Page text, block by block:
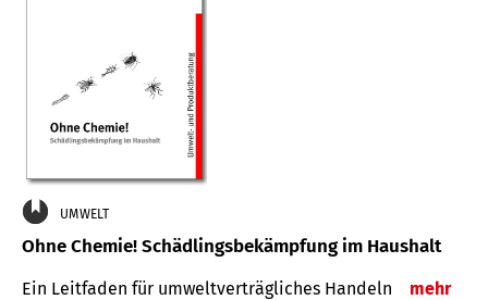
UMWELT
Ohne Chemie! Schädlingsbekämpfung im Haushalt
Ein Leitfaden für um­welt­ver­träg­liches Han­deln mehr